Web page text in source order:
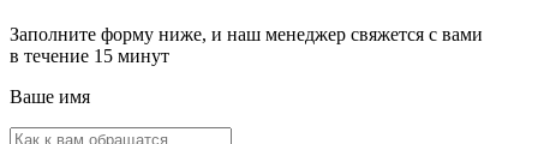
Заполните форму ниже, и наш менеджер свяжется с вами
в течение 15 минут
Ваше имя